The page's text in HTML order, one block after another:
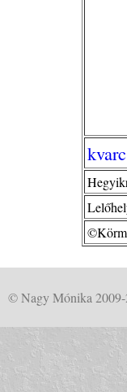
© Nagy Mónika